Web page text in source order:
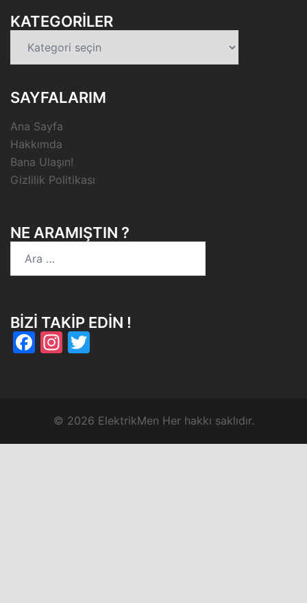
KATEGORILER
SAYFALARIM
Ana Sayfa
Hakkımda
Bana Ulaşın!
Gizlilik Politikası
NE ARAMIŞTIN ?
BIZI TAKIP EDIN !
Facebook
Instagram
© 2026 ElektrikMen Her hakkı saklıdır.